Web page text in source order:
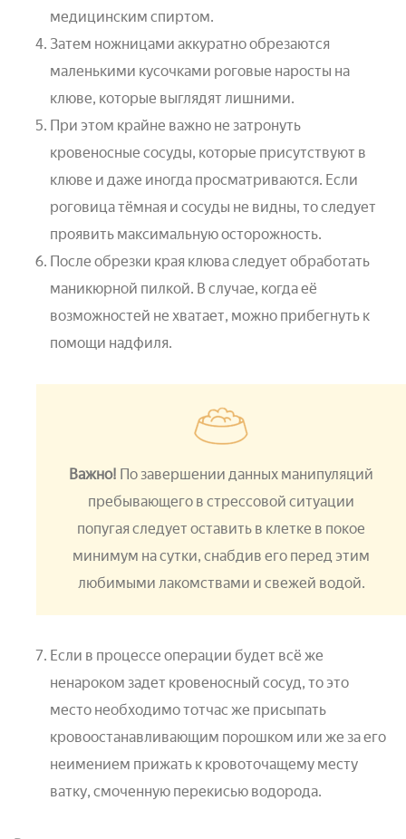
медицинским спиртом.
Затем ножницами аккуратно обрезаются
маленькими кусочками роговые наросты на
клюве, которые выглядят лишними.
При этом крайне важно не затронуть
кровеносные сосуды, которые присутствуют в
клюве и даже иногда просматриваются. Если
роговица тёмная и сосуды не видны, то следует
проявить максимальную осторожность.
После обрезки края клюва следует обработать
маникюрной пилкой. В случае, когда её
возможностей не хватает, можно прибегнуть к
помощи надфиля.
Важно! По завершении данных манипуляций
пребывающего в стрессовой ситуации
попугая следует оставить в клетке в покое
минимум на сутки, снабдив его перед этим
любимыми лакомствами и свежей водой.
Если в процессе операции будет всё же
ненароком задет кровеносный сосуд, то это
место необходимо тотчас же присыпать
кровоостанавливающим порошком или же за его
неимением прижать к кровоточащему месту
ватку, смоченную перекисью водорода.